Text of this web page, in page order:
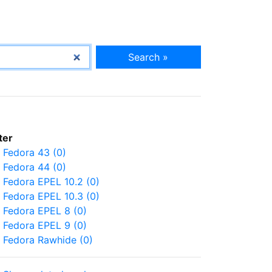
Search »
Fedora 43 (0)
Fedora 44 (0)
Fedora EPEL 10.2 (0)
Fedora EPEL 10.3 (0)
Fedora EPEL 8 (0)
Fedora EPEL 9 (0)
Fedora Rawhide (0)